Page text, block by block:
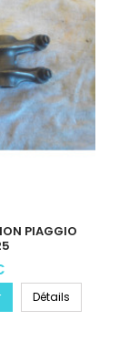
PIAGGIO
Détails